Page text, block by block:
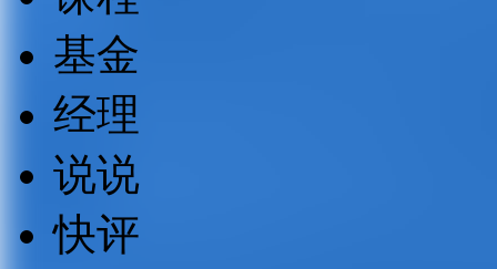
基金
经理
说说
快评